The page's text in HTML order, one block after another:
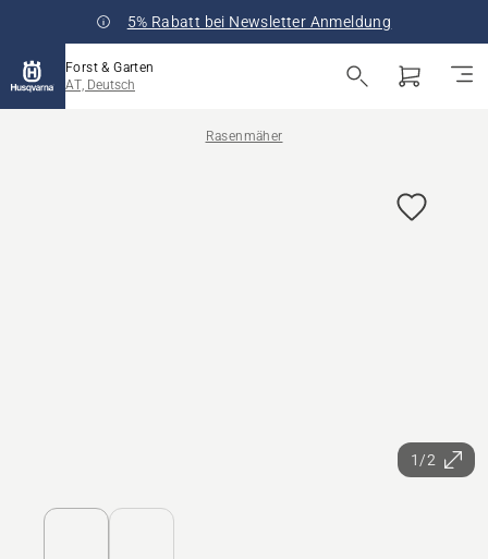
5% Rabatt bei Newsletter Anmeldung
Forst & Garten
AT, Deutsch
Rasenmäher
1/2